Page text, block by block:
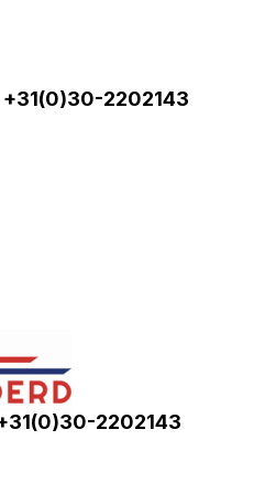
+31(0)30-2202143
2202143